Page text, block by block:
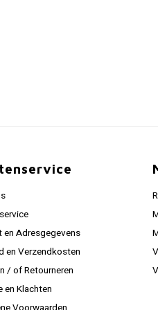
en Adresgegevens
en Verzendkosten
/ of Retourneren
en Klachten